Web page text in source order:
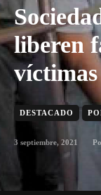
liberen
DESTACADO
3 septiembre, 2021